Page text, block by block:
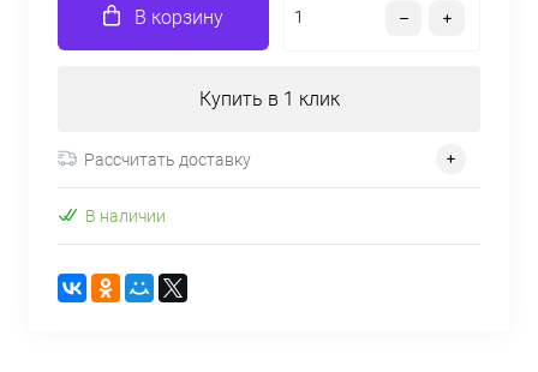
В корзину
Купить в 1 клик
Рассчитать доставку
В наличии